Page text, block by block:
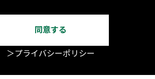
同意する
＞プライバシーポリシー